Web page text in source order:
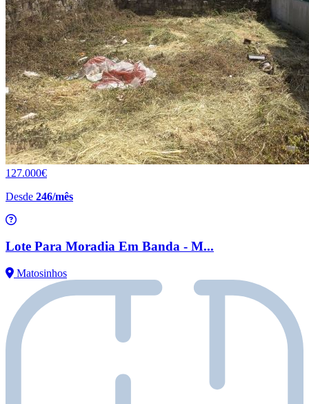
127.000€
Desde 246/mês
Lote Para Moradia Em Banda - M...
Matosinhos